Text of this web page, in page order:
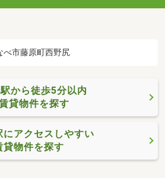
べ市藤原町西野尻
から徒歩5分以内
貸物件を探す
にアクセスしやすい
貸物件を探す